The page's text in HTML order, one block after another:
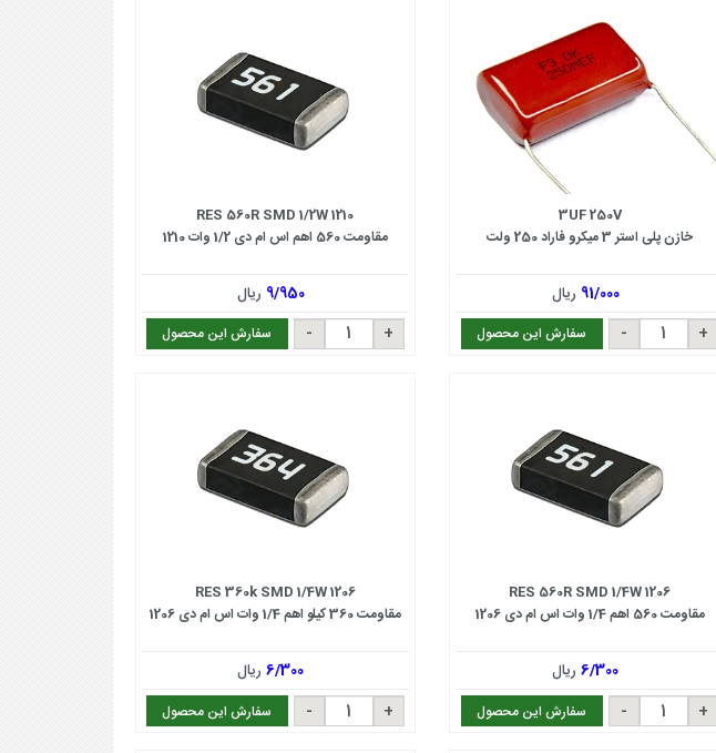
3UF 250V
خازن پلی استر 3 میکرو فاراد 250 ولت
91/000 ریال
سفارش این محصول
RES 560R SMD 1/2W 1210
مقاومت 560 اهم اس ام دی 1/2 وات 1210
9/950 ریال
سفارش این محصول
RES 560R SMD 1/4W 1206
مقاومت 560 اهم 1/4 وات اس ام دی 1206
6/300ریال
سفارش این محصول
RES 360k SMD 1/4W 1206
مقاومت 360 کیلو اهم 1/4 وات اس ام دی 1206
6/300ریال
سفارش این محصول